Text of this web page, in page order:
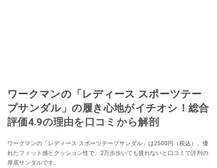
ワークマンの「レディース スポーツテー
プサンダル」の履き心地がイチオシ！総合
評価4.9の理由を口コミから解剖
ワークマンの「レディース スポーツテープサンダル」は2500円（税込）。優
れたフィット感とクッション性で、2万歩歩いても疲れないと口コミで評判の
厚底サンダルです。